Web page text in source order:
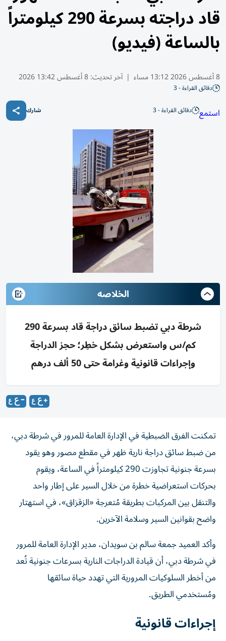
قاد دراجته بسرعة 290 كيلومتراً
بالساعة (فيديو)
8 أغسطس 2026 13:12 مساء | آخر تحديث:8 أغسطس 13:42 2026
دقائق القراءة - 3
استمع دقائق القراءة - 3 شارك
الخلاصه
شرطة دبي تضبط سائق دراجة قاد بسرعة 290
كم/س واستعرض بشكل خطِر؛ حجز الدراجة
وإجراءات قانونية وغرامة حتى 50 ألف درهم
تمكنت الفرق الضبطية في الإدارة العامة للمرور في شرطة دبي،
من ضبط سائق دراجة نارية ظهر في مقطع مصور وهو يقود
بسرعة جنونية تجاوزت 290 كيلومتراً في الساعة، ويقوم
بحركات استعراضية خطرة من خلال السير على إطار واحد
والتنقل بين المركبات بطريقة مُتعرجة «الزقزاق»، في استهتار
واضح بقوانين السير وسلامة الآخرين.
وأكد العميد جمعة سالم بن سويدان، مدير الإدارة العامة للمرور
في شرطة دبي، أن قيادة الدراجات النارية بسرعات جنونية تُعد
من أخطر السلوكيات المرورية التي تهدد حياة سائقها
ومُستخدمي الطريق.
إجراءات قانونية